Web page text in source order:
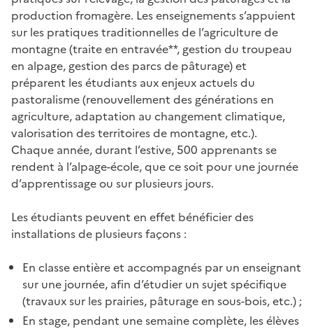
production fromagère. Les enseignements s’appuient
sur les pratiques traditionnelles de l’agriculture de
montagne (traite en entravée**, gestion du troupeau
en alpage, gestion des parcs de pâturage) et
préparent les étudiants aux enjeux actuels du
pastoralisme (renouvellement des générations en
agriculture, adaptation au changement climatique,
valorisation des territoires de montagne, etc.).
Chaque année, durant l’estive, 500 apprenants se
rendent à l’alpage-école, que ce soit pour une journée
d’apprentissage ou sur plusieurs jours.
Les étudiants peuvent en effet bénéficier des
installations de plusieurs façons :
En classe entière et accompagnés par un enseignant
sur une journée, afin d’étudier un sujet spécifique
(travaux sur les prairies, pâturage en sous-bois, etc.) ;
En stage, pendant une semaine complète, les élèves